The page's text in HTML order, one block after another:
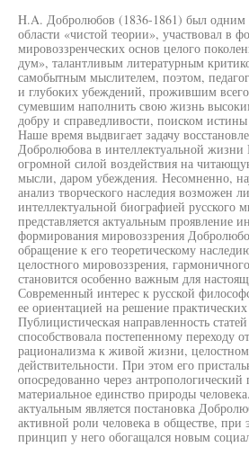
H.A. Добролюбов (1836-1861) был одним
области «чистой теории», участвовал в
мировоззренческих основ целого
дум», талантливым литературным
самобытным мыслителем, поэтом,
и глубоких убеждений, прожившим всего
сумевшим наполнить свою жизнь
добру и справедливости, поиском истины
Наше время выдвигает задачу
Добролюбова в интеллектуальной жизни
огромной силой воздействия на
мысли, даром убеждения. Несомненно,
анализ творческого наследия возможен
интеллектуальной биографией русского
представляется актуальным проявление
формирования мировоззрения
обращение к его теоретическому
целостного мировоззрения,
становится особенно важным для
Современный интерес к русской
ее ориентацией на решение практических
Публицистическая направленность
способствовала постепенному переходу
рационализма к живой жизни,
действительности. При этом его
опосредованно через
материальное единство природы
актуальным является постановка
активной роли человека в обществе, при
принцип у него обогащался новым